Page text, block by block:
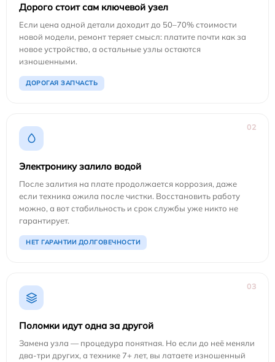
Дорого стоит сам ключевой узел
Если цена одной детали доходит до 50–70% стоимости
новой модели, ремонт теряет смысл: платите почти как за
новое устройство, а остальные узлы остаются
изношенными.
ДОРОГАЯ ЗАПЧАСТЬ
02
Электронику залило водой
После залития на плате продолжается коррозия, даже
если техника ожила после чистки. Восстановить работу
можно, а вот стабильность и срок службы уже никто не
гарантирует.
НЕТ ГАРАНТИИ ДОЛГОВЕЧНОСТИ
03
Поломки идут одна за другой
Замена узла — процедура понятная. Но если до неё меняли
два-три других, а технике 7+ лет, вы латаете изношенный